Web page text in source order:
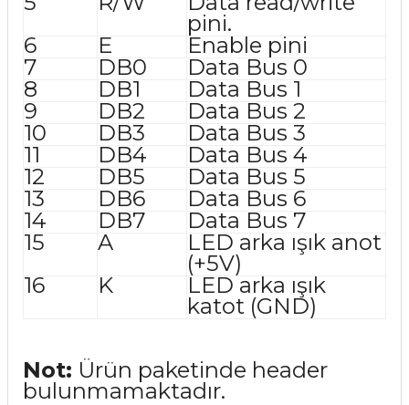
pini.
6
E
Enable pini
7
DB0
Data Bus 0
8
DB1
Data Bus 1
9
DB2
Data Bus 2
10
DB3
Data Bus 3
11
DB4
Data Bus 4
12
DB5
Data Bus 5
13
DB6
Data Bus 6
14
DB7
Data Bus 7
15
A LED arka ışık anot
(+5V)
16
K LED arka ışık
katot (GND)
Not: Ürün paketinde header
bulunmamaktadır.